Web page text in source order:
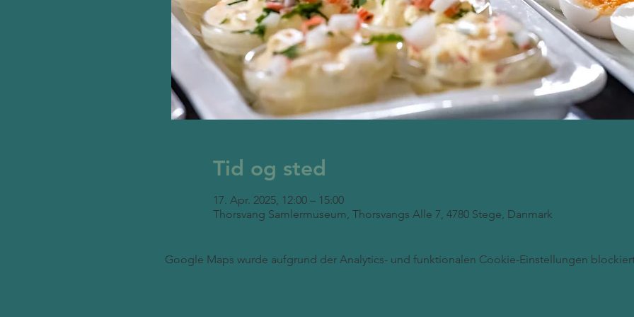
Tid og sted
17. Apr. 2025, 12:00 – 15:00
Thorsvang Samlermuseum, Thorsvangs Alle 7, 4780 Stege, Danmark
Google Maps wurde aufgrund der Analytics- und funktionalen Cookie-Einstellungen